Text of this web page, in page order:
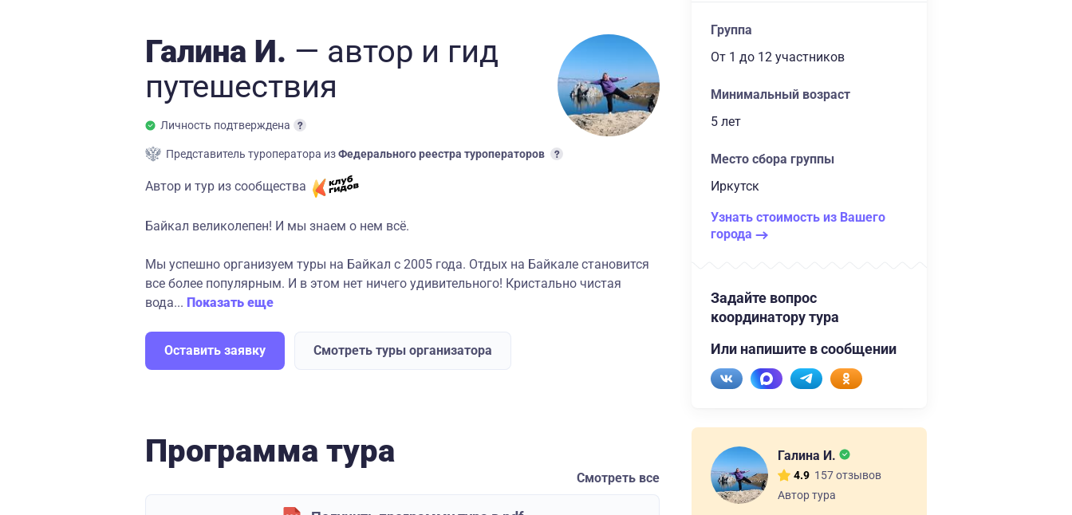
Галина И. — автор и гид
путешествия
Личность подтверждена
Представитель туроператора изФедерального реестра туроператоров
Автор и тур из сообщества
Байкал великолепен! И мы знаем о нем всё.
Мы успешно организуем туры на Байкал с 2005 года. Отдых на Байкале становится
все более популярным. И в этом нет ничего удивительного! Кристально чистая
вода... Показать еще
Оставить заявку Смотреть туры организатора
Программа тура
Смотреть все
Группа
От 1 до 12 участников
Минимальный возраст
5 лет
Место сбора группы
Иркутск
Узнать стоимость из Вашего
города
Задайте вопрос
координатору тура
Или напишите в сообщении
Галина И.
4.9 157 отзывов
Автор тура